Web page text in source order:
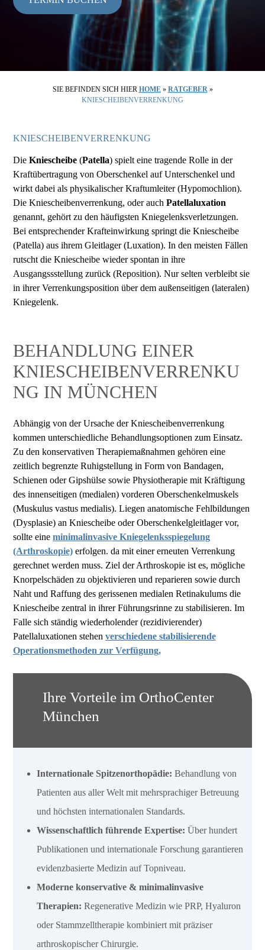
SIE BEFINDEN SICH HIER HOME» RATGEBER»
KNIESCHEIBENVERRENKUNG
KNIESCHEIBENVERRENKUNG
Die Kniescheibe (Patella) spielt eine tragende Rolle in der
Kraftübertragung von Oberschenkel auf Unterschenkel und
wirkt dabei als physikalischer Kraftumleiter (Hypomochlion).
Die Kniescheibenverrenkung, oder auch Patellaluxation
genannt, gehört zu den häufigsten Kniegelenksverletzungen.
Bei entsprechender Krafteinwirkung springt die Kniescheibe
(Patella) aus ihrem Gleitlager (Luxation). In den meisten Fällen
rutscht die Kniescheibe wieder spontan in ihre
Ausgangssstellung zurück (Reposition). Nur selten verbleibt sie
in ihrer Verrenkungsposition über dem außenseitigen (lateralen)
Kniegelenk.
BEHANDLUNG EINER
KNIESCHEIBENVERRENKU
NG IN MÜNCHEN
Abhängig von der Ursache der Kniescheibenverrenkung
kommen unterschiedliche Behandlungsoptionen zum Einsatz.
Zu den konservativen Therapiemaßnahmen gehören eine
zeitlich begrenzte Ruhigstellung in Form von Bandagen,
Schienen oder Gipshülse sowie Physiotherapie mit Kräftigung
des innenseitigen (medialen) vorderen Oberschenkelmuskels
(Muskulus vastus medialis). Liegen anatomische Fehlbildungen
(Dysplasie) an Kniescheibe oder Oberschenkelgleitlager vor,
sollte eine minimalinvasive Kniegelenksspiegelung
(Arthroskopie) erfolgen. da mit einer erneuten Verrenkung
gerechnet werden muss. Ziel der Arthroskopie ist es, mögliche
Knorpelschäden zu objektivieren und reparieren sowie durch
Naht und Raffung des gerissenen medialen Retinakulums die
Kniescheibe zentral in ihrer Führungsrinne zu stabilisieren. Im
Falle sich ständig wiederholender (rezidivierender)
Patellaluxationen stehen verschiedene stabilisierende
Operationsmethoden zur Verfügung,
Ihre Vorteile im OrthoCenter
München
Internationale Spitzenorthopädie: Behandlung von
Patienten aus aller Welt mit mehrsprachiger Betreuung
und höchsten internationalen Standards.
Wissenschaftlich führende Expertise: Über hundert
Publikationen und internationale Forschung garantieren
evidenzbasierte Medizin auf Topniveau.
Moderne konservative & minimalinvasive
Therapien: Regenerative Medizin wie PRP, Hyaluron
oder Stammzelltherapie kombiniert mit präziser
arthroskopischer Chirurgie.